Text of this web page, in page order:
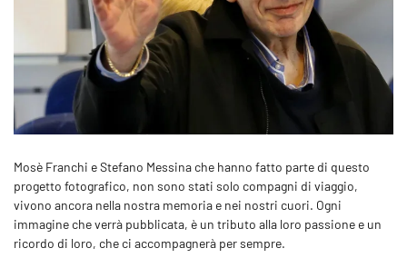
Mosè Franchi e Stefano Messina che hanno fatto parte di questo
progetto fotografico, non sono stati solo compagni di viaggio,
vivono ancora nella nostra memoria e nei nostri cuori. Ogni
immagine che verrà pubblicata, è un tributo alla loro passione e un
ricordo di loro, che ci accompagnerà per sempre.